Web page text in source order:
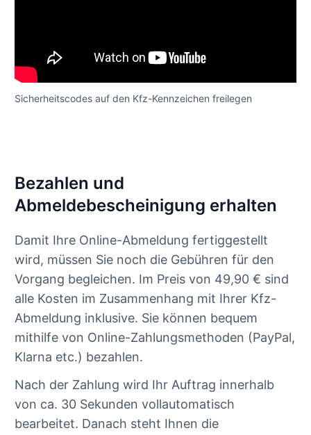
Sicherheitscodes auf den Kfz-Kennzeichen freilegen
Bezahlen und
Abmeldebescheinigung erhalten
Damit Ihre Online-Abmeldung fertiggestellt
wird, müssen Sie noch die Gebühren für den
Vorgang begleichen. Im Preis von 49,90 € sind
alle Kosten im Zusammenhang mit Ihrer Kfz-
Abmeldung inklusive. Sie können bequem
mithilfe von Online-Zahlungsmethoden (PayPal,
Klarna etc.) bezahlen.
Nach der Zahlung wird Ihr Auftrag innerhalb
von ca. 30 Sekunden vollautomatisch
bearbeitet. Danach steht Ihnen die